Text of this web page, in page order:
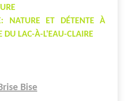
NATURE ET DÉTENTE À
DU LAC-À-L'EAU-CLAIRE
Bise